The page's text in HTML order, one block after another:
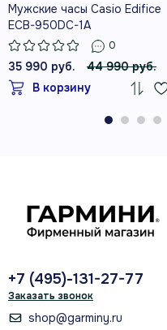
Мужские часы Casio Edifice
ECB-950DC-1A
0
35 990 руб.
44 990 руб.
В корзину
+7 (495)-131-27-77
Заказать звонок
shop@garminy.ru